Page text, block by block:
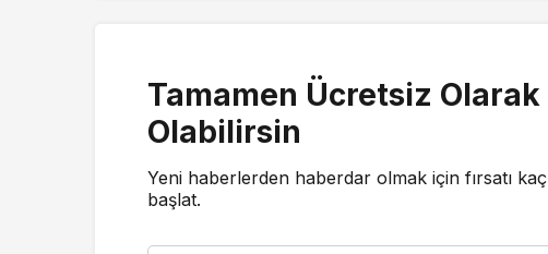
Tamamen Ücretsiz
Olabilirsin
Yeni haberlerden haberdar olmak için fırsatı
başlat.